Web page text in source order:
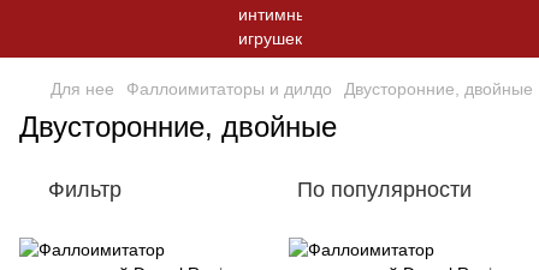
Для нее Фаллоимитаторы и дилдо Двусторонние, двойные
Двусторонние, двойные
Фильтр По популярности